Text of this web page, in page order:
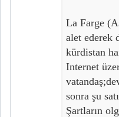
La Farge
alet ederek
kürdistan
Internet
sonra şu
Şartların